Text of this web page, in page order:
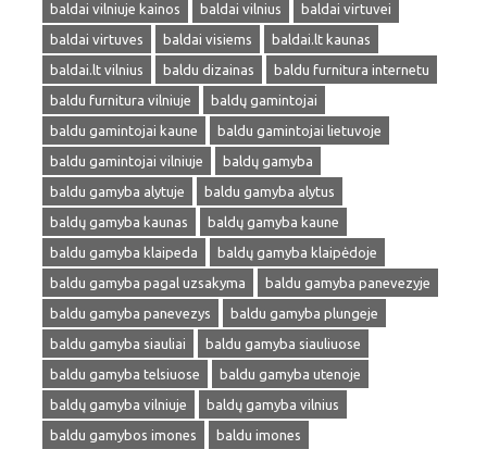
baldai vilniuje kainos
baldai vilnius
baldai virtuvei
baldai virtuves
baldai visiems
baldai.lt kaunas
baldai.lt vilnius
baldu dizainas
baldu furnitura internetu
baldu furnitura vilniuje
baldų gamintojai
baldu gamintojai kaune
baldu gamintojai lietuvoje
baldu gamintojai vilniuje
baldų gamyba
baldu gamyba alytuje
baldu gamyba alytus
baldų gamyba kaunas
baldų gamyba kaune
baldu gamyba klaipeda
baldų gamyba klaipėdoje
baldu gamyba pagal uzsakyma
baldu gamyba panevezyje
baldu gamyba panevezys
baldu gamyba plungeje
baldu gamyba siauliai
baldu gamyba siauliuose
baldu gamyba telsiuose
baldu gamyba utenoje
baldų gamyba vilniuje
baldų gamyba vilnius
baldu gamybos imones
baldu imones